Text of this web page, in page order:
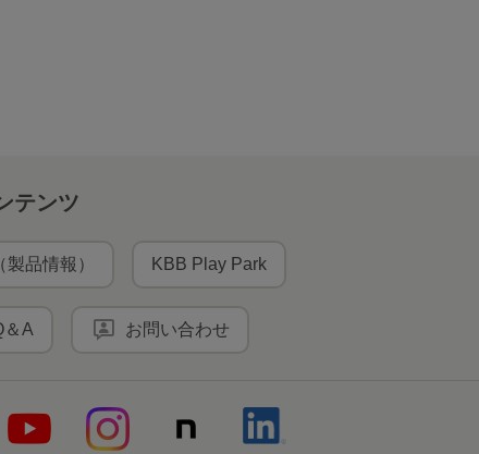
テンツ
品情報） KBB Play Park
＆A お問い合わせ